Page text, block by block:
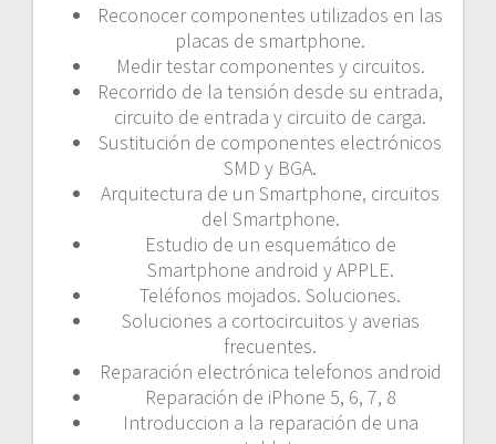
Reconocer componentes utilizados en las
placas de smartphone.
Medir testar componentes y circuitos.
Recorrido de la tensión desde su entrada,
circuito de entrada y circuito de carga.
Sustitución de componentes electrónicos
SMD y BGA.
Arquitectura de un Smartphone, circuitos
del Smartphone.
Estudio de un esquemático de
Smartphone android y APPLE.
Teléfonos mojados. Soluciones.
Soluciones a cortocircuitos y averias
frecuentes.
Reparación electrónica telefonos android
Reparación de iPhone 5, 6, 7, 8
Introduccion a la reparación de una